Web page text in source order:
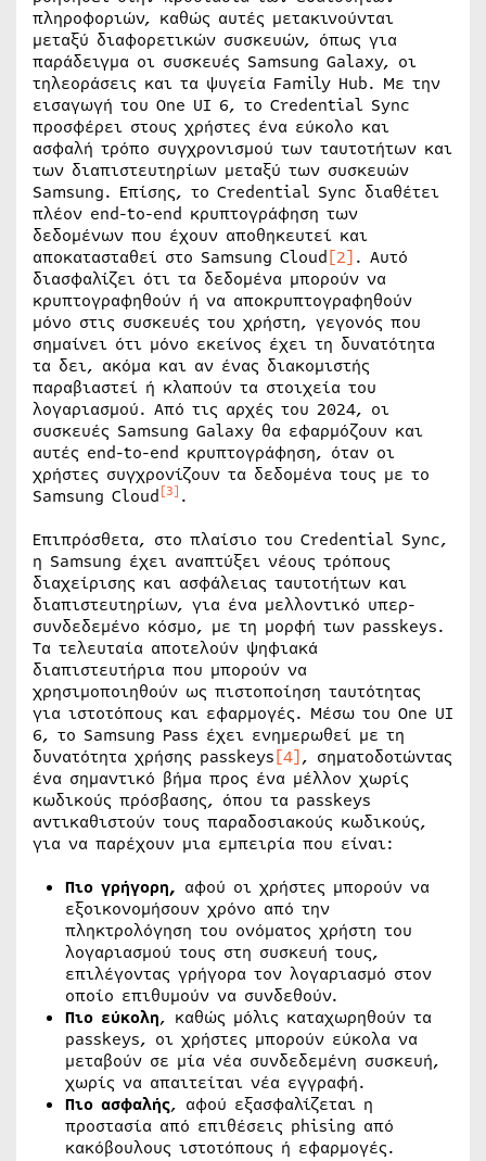
πληροφοριών, καθώς αυτές μετακινούνται
μεταξύ διαφορετικών συσκευών, όπως για
παράδειγμα οι συσκευές Samsung Galaxy, οι
τηλεοράσεις και τα ψυγεία Family Hub. Με την
εισαγωγή του One UI 6, το Credential Sync
προσφέρει στους χρήστες ένα εύκολο και
ασφαλή τρόπο συγχρονισμού των ταυτοτήτων και
των διαπιστευτηρίων μεταξύ των συσκευών
Samsung. Επίσης, το Credential Sync διαθέτει
πλέον end-to-end κρυπτογράφηση των
δεδομένων που έχουν αποθηκευτεί και
αποκατασταθεί στο Samsung Cloud[2]. Αυτό
διασφαλίζει ότι τα δεδομένα μπορούν να
κρυπτογραφηθούν ή να αποκρυπτογραφηθούν
μόνο στις συσκευές του χρήστη, γεγονός που
σημαίνει ότι μόνο εκείνος έχει τη δυνατότητα
τα δει, ακόμα και αν ένας διακομιστής
παραβιαστεί ή κλαπούν τα στοιχεία του
λογαριασμού. Από τις αρχές του 2024, οι
συσκευές Samsung Galaxy θα εφαρμόζουν και
αυτές end-to-end κρυπτογράφηση, όταν οι
χρήστες συγχρονίζουν τα δεδομένα τους με το
Samsung Cloud[3] .
Επιπρόσθετα, στο πλαίσιο του Credential Sync,
η Samsung έχει αναπτύξει νέους τρόπους
διαχείρισης και ασφάλειας ταυτοτήτων και
διαπιστευτηρίων, για ένα μελλοντικό υπερ-
συνδεδεμένο κόσμο, με τη μορφή των passkeys.
Τα τελευταία αποτελούν ψηφιακά
διαπιστευτήρια που μπορούν να
χρησιμοποιηθούν ως πιστοποίηση ταυτότητας
για ιστοτόπους και εφαρμογές. Μέσω του One UI
6, το Samsung Pass έχει ενημερωθεί με τη
δυνατότητα χρήσης passkeys[4], σηματοδοτώντας
ένα σημαντικό βήμα προς ένα μέλλον χωρίς
κωδικούς πρόσβασης, όπου τα passkeys
αντικαθιστούν τους παραδοσιακούς κωδικούς,
για να παρέχουν μια εμπειρία που είναι:
Πιο γρήγορη, αφού οι χρήστες μπορούν να
εξοικονομήσουν χρόνο από την
πληκτρολόγηση του ονόματος χρήστη του
λογαριασμού τους στη συσκευή τους,
επιλέγοντας γρήγορα τον λογαριασμό στον
οποίο επιθυμούν να συνδεθούν.
Πιο εύκολη, καθώς μόλις καταχωρηθούν τα
passkeys, οι χρήστες μπορούν εύκολα να
μεταβούν σε μία νέα συνδεδεμένη συσκευή,
χωρίς να απαιτείται νέα εγγραφή.
Πιο ασφαλής, αφού εξασφαλίζεται η
προστασία από επιθέσεις phising από
κακόβουλους ιστοτόπους ή εφαρμογές.